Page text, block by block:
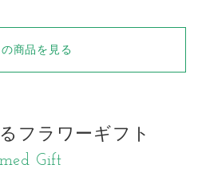
商品を見る
フラワーギフト
Gift